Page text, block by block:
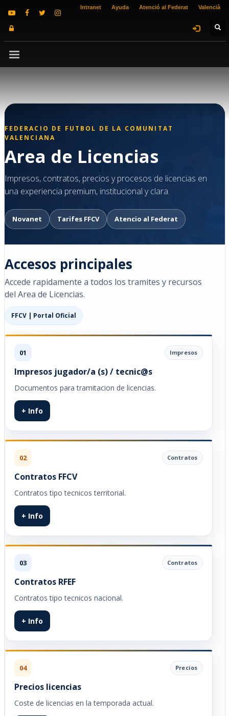
Intranet Ayuda Atenció al Federat Valencià
FEDERACIO DE FUTBOL DE LA COMUNITAT
VALENCIANA
Area de Licencias
Impresos, contratos, precios y procesos de licencias en
una experiencia premium, institucional y clara.
Novanet Tarifes FFCV Atencio al Federat
Accesos principales
Accede rapidamente a todos los tramites y recursos
del Area de Licencias.
FFCV | Portal Oficial
01 Impresos
Impresos jugador/a (s) / tecnic@s
Documentos para tramitacion de licencias.
+ Info
02 Contratos
Contratos FFCV
Contratos tipo tecnicos territorial.
+ Info
03 Contratos
Contratos RFEF
Contratos tipo tecnicos nacional.
+ Info
04 Precios
Precios licencias
Coste de licencias en la temporada actual.